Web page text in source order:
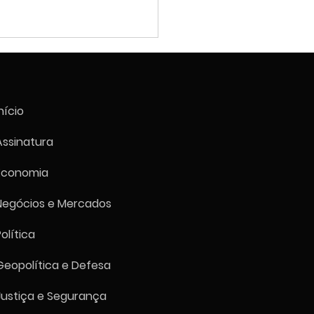
brasileira entra em
a 47,5, pior nível desde
e Mercados
e Defesa
e Segurança